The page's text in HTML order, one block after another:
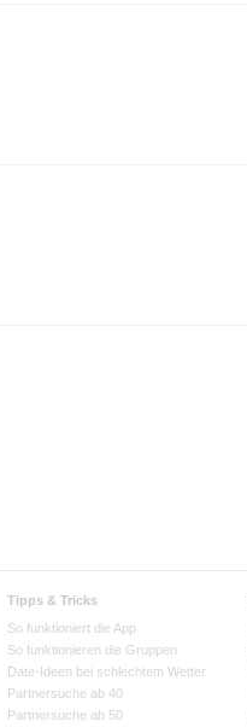
Tipps & Tricks
So funktioniert die App
So funktionieren die Gruppen
Date-Ideen bei schlechtem Wetter
Partnersuche ab 40
Partnersuche ab 50